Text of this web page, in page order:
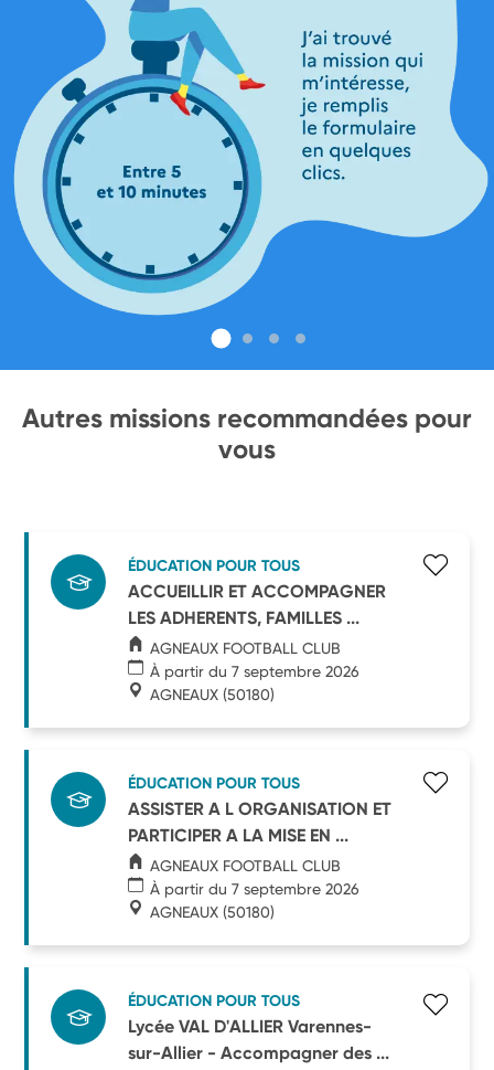
Autres missions recommandées pour
vous
ÉDUCATION POUR TOUS
ACCUEILLIR ET ACCOMPAGNER
LES ADHERENTS, FAMILLES ...
AGNEAUX FOOTBALL CLUB
À partir du 7 septembre 2026
AGNEAUX (50180)
ÉDUCATION POUR TOUS
ASSISTER A L ORGANISATION ET
PARTICIPER A LA MISE EN ...
AGNEAUX FOOTBALL CLUB
À partir du 7 septembre 2026
AGNEAUX (50180)
ÉDUCATION POUR TOUS
Lycée VAL D'ALLIER Varennes-
sur-Allier - Accompagner des ...